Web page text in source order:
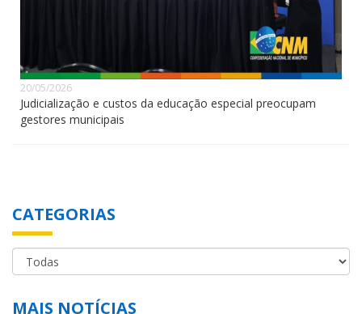
20/05/2026
Judicialização e custos da educação especial preocupam
gestores municipais
CATEGORIAS
MAIS NOTÍCIAS